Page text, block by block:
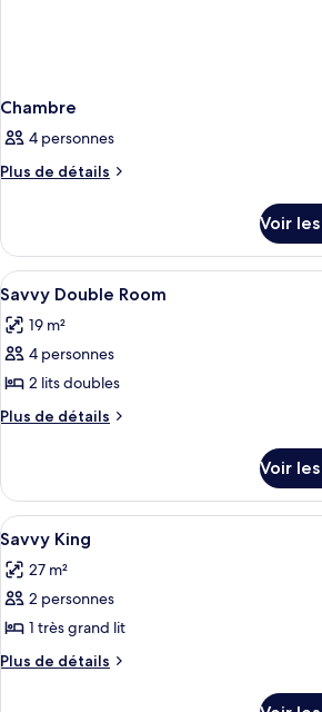
Chambre
4 personnes
Plus de détails
Plus
le
type
de
chambre
Chambre
Voir
Afficher
toutes
les
photos
pour
ce
chambre :
Savvy
Double
Room
Draps en
10
Savvy Double Room
19 m²
4 personnes
2 lits doubles
Plus de détails
Plus
le
type
de
chambre
Savvy
Double
Voir
Afficher
toutes
les
photos
pour
ce
Une
9
Savvy King
27 m²
2 personnes
1 très grand lit
Plus de détails
Plus